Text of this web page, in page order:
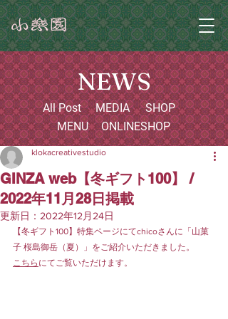
NEWS
All Post
MENU
MEDIA
SHOP
ONLINESHOP
GINZA web【冬ギフト100】 /
2022年11月28日掲載
klokacreativestudio
更新日： 2022年12月24日
【冬ギフト100】特集ページにてchicoさんに「山菓
子 桜島御岳（夏）」をご紹介いただきました。
こちら にてご覧いただけます。